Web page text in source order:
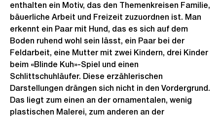
enthalten ein Motiv, das den Themenkreisen Familie,
bäuerliche Arbeit und Freizeit zuzuordnen ist. Man
erkennt ein Paar mit Hund, das es sich auf dem
Boden ruhend wohl sein lässt, ein Paar bei der
Feldarbeit, eine Mutter mit zwei Kindern, drei Kinder
beim «Blinde Kuh»-Spiel und einen
Schlittschuhläufer. Diese erzählerischen
Darstellungen drängen sich nicht in den Vordergrund.
Das liegt zum einen an der ornamentalen, wenig
plastischen Malerei, zum anderen an der